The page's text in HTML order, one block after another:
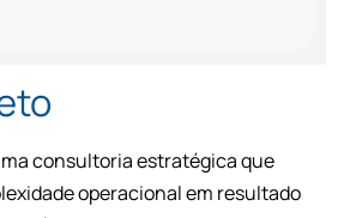
cruzam, redesenhando a lógica
ela nasça digital e escalável.